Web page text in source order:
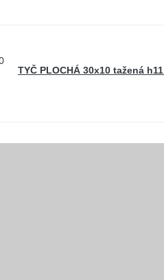
TYČ PLOCHÁ 30x10 tažená